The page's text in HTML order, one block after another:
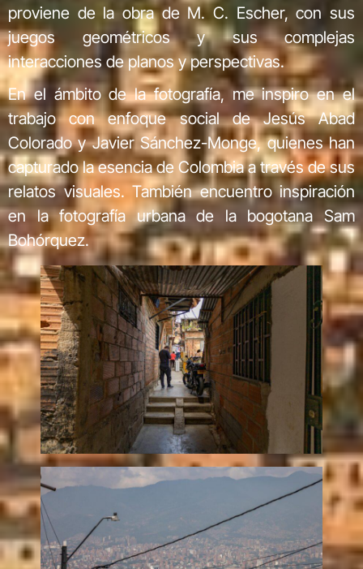
proviene de la obra de M. C. Escher, con sus
juegos geométricos y sus complejas
interacciones de planos y perspectivas.
En el ámbito de la fotografía, me inspiro en el
trabajo con enfoque social de Jesús Abad
Colorado y Javier Sánchez-Monge, quienes han
capturado la esencia de Colombia a través de sus
relatos visuales. También encuentro inspiración
en la fotografía urbana de la bogotana Sam
Bohórquez.